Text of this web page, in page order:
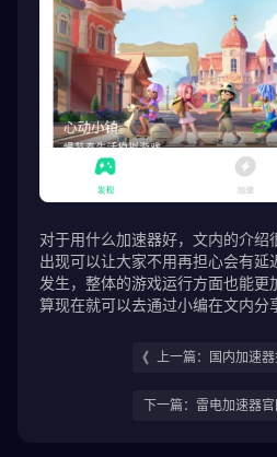
对于用什么加速器好，文内的介绍
出现可以让大家不用再担心会有延
发生，整体的游戏运行方面也能更
算现在就可以去通过小编在文内分
上一篇：国内加速
下一篇：雷电加速器